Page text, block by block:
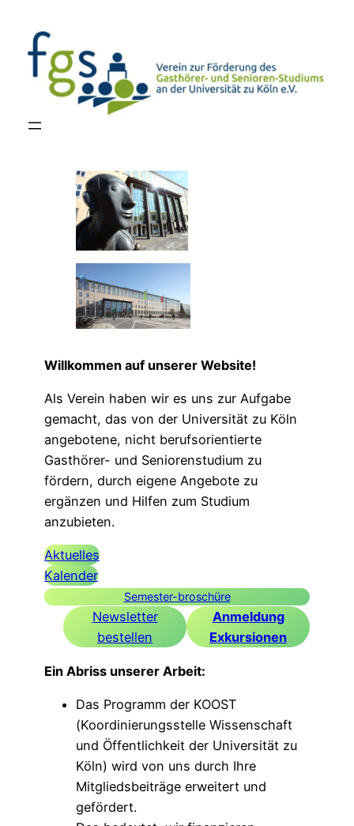
Willkommen auf unserer Website!
Als Verein haben wir es uns zur Aufgabe
gemacht, das von der Universität zu Köln
angebotene, nicht berufsorientierte
Gasthörer- und Seniorenstudium zu
fördern, durch eigene Angebote zu
ergänzen und Hilfen zum Studium
anzubieten.
Aktuelles
Kalender
Semester-broschüre
Newsletter
bestellen
Anmeldung
Exkursionen
Ein Abriss unserer Arbeit:
Das Programm der KOOST
(Koordinierungsstelle Wissenschaft
und Öffentlichkeit der Universität zu
Köln) wird von uns durch Ihre
Mitgliedsbeiträge erweitert und
gefördert.